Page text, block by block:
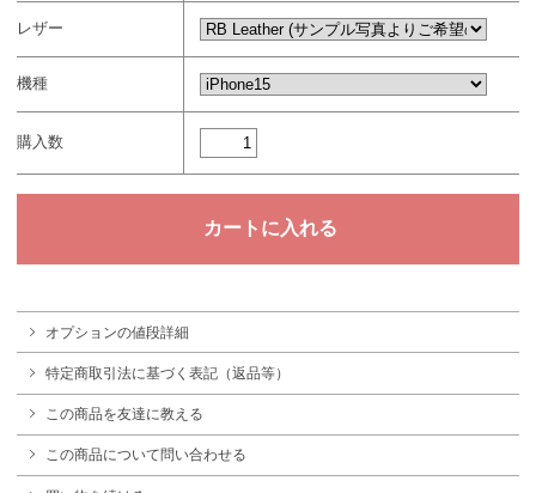
レザー
機種
購入数
オプションの値段詳細
特定商取引法に基づく表記（返品等）
この商品を友達に教える
この商品について問い合わせる